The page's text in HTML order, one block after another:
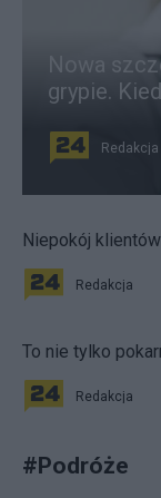
Nowa
grypie.
Redakcja
Niepokój
Redakcja
To nie tylko
Redakcja
#Podróże